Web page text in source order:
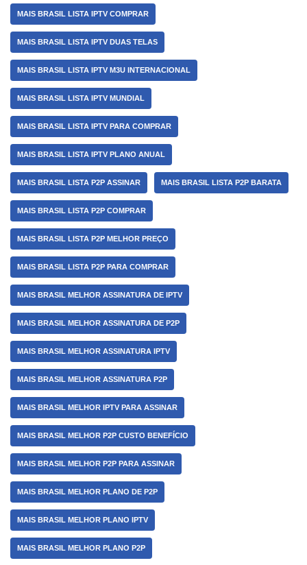
MAIS BRASIL LISTA IPTV COMPRAR
MAIS BRASIL LISTA IPTV DUAS TELAS
MAIS BRASIL LISTA IPTV M3U INTERNACIONAL
MAIS BRASIL LISTA IPTV MUNDIAL
MAIS BRASIL LISTA IPTV PARA COMPRAR
MAIS BRASIL LISTA IPTV PLANO ANUAL
MAIS BRASIL LISTA P2P ASSINAR MAIS BRASIL LISTA P2P BARATA
MAIS BRASIL LISTA P2P COMPRAR
MAIS BRASIL LISTA P2P MELHOR PREÇO
MAIS BRASIL LISTA P2P PARA COMPRAR
MAIS BRASIL MELHOR ASSINATURA DE IPTV
MAIS BRASIL MELHOR ASSINATURA DE P2P
MAIS BRASIL MELHOR ASSINATURA IPTV
MAIS BRASIL MELHOR ASSINATURA P2P
MAIS BRASIL MELHOR IPTV PARA ASSINAR
MAIS BRASIL MELHOR P2P CUSTO BENEFÍCIO
MAIS BRASIL MELHOR P2P PARA ASSINAR
MAIS BRASIL MELHOR PLANO DE P2P
MAIS BRASIL MELHOR PLANO IPTV
MAIS BRASIL MELHOR PLANO P2P